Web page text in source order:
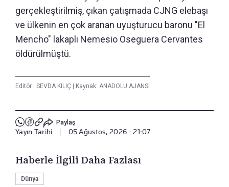
gerçekleştirilmiş, çıkan çatışmada CJNG elebaşı
ve ülkenin en çok aranan uyuşturucu baronu "El
Mencho" lakaplı Nemesio Oseguera Cervantes
öldürülmüştü.
Editör : SEVDA KILIÇ | Kaynak: ANADOLU AJANSI
Paylaş
Yayın Tarihi 05 Ağustos, 2026 - 21:07
Haberle İlgili Daha Fazlası
Dünya